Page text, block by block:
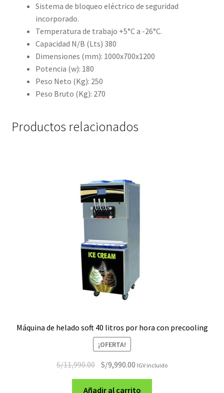
Sistema de bloqueo eléctrico de seguridad
incorporado.
Temperatura de trabajo +5°C a -26°C.
Capacidad N/B (Lts) 380
Dimensiones (mm): 1000x700x1200
Potencia (w): 180
Peso Neto (Kg): 250
Peso Bruto (Kg): 270
Productos relacionados
Máquina de helado soft 40 litros por hora con precooling
¡OFERTA!
S/11,990.00 El
precio
original
S/9,990.00 El
precio
actual
IGV incluido
Añadir al carrito